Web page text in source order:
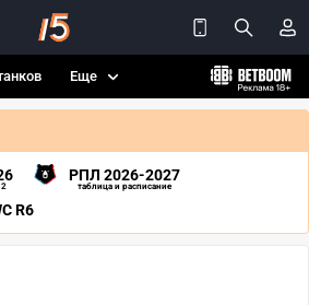
Еще
2
РПЛ 2026-2027
таблица и расписание
R6